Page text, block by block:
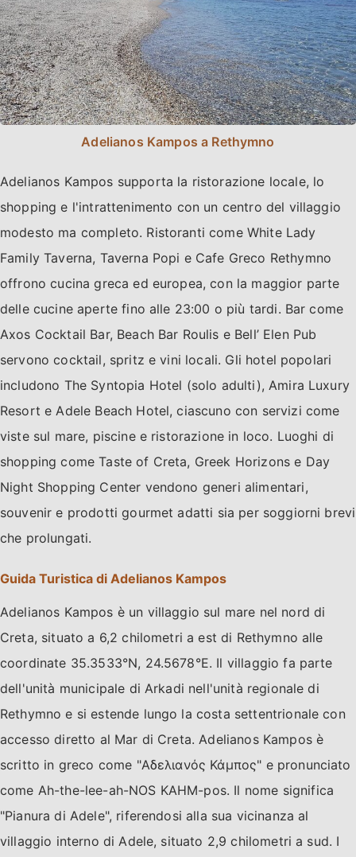
Adelianos Kampos a Rethymno
Adelianos Kampos supporta la ristorazione locale, lo
shopping e l'intrattenimento con un centro del villaggio
modesto ma completo. Ristoranti come White Lady
Family Taverna, Taverna Popi e Cafe Greco Rethymno
offrono cucina greca ed europea, con la maggior parte
delle cucine aperte fino alle 23:00 o più tardi. Bar come
Axos Cocktail Bar, Beach Bar Roulis e Bell’ Elen Pub
servono cocktail, spritz e vini locali. Gli hotel popolari
includono The Syntopia Hotel (solo adulti), Amira Luxury
Resort e Adele Beach Hotel, ciascuno con servizi come
viste sul mare, piscine e ristorazione in loco. Luoghi di
shopping come Taste of Creta, Greek Horizons e Day
Night Shopping Center vendono generi alimentari,
souvenir e prodotti gourmet adatti sia per soggiorni brevi
che prolungati.
Guida Turistica di Adelianos Kampos
Adelianos Kampos è un villaggio sul mare nel nord di
Creta, situato a 6,2 chilometri a est di Rethymno alle
coordinate 35.3533°N, 24.5678°E. Il villaggio fa parte
dell'unità municipale di Arkadi nell'unità regionale di
Rethymno e si estende lungo la costa settentrionale con
accesso diretto al Mar di Creta. Adelianos Kampos è
scritto in greco come "Αδελιανός Κάμπος" e pronunciato
come Ah-the-lee-ah-NOS KAHM-pos. Il nome significa
"Pianura di Adele", riferendosi alla sua vicinanza al
villaggio interno di Adele, situato 2,9 chilometri a sud. I